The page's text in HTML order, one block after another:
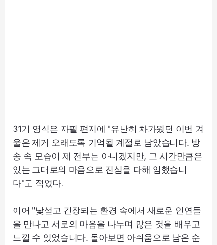
31기 영식은 자필 편지에 "유난히 차가웠던 이번 겨
울은 제게 오래도록 기억될 계절로 남았습니다. 방
송 속 모습이 제 전부는 아니겠지만, 그 시간만큼은
있는 그대로의 마음으로 진심을 다해 임했습니
다"고 적었다.
이어 "낯설고 긴장되는 환경 속에서 새로운 인연들
을 만나고 서로의 마음을 나누며 많은 것을 배우고
느낄 수 있었습니다. 돌아보면 아쉬움으로 남은 순